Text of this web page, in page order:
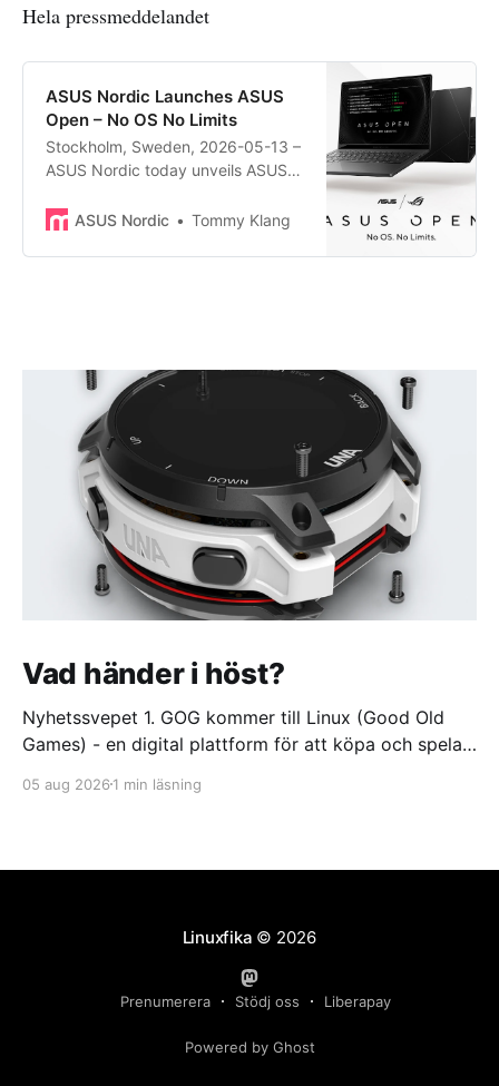
Hela pressmeddelandet
ASUS Nordic Launches ASUS
Open – No OS No Limits
Stockholm, Sweden, 2026-05-13 –
ASUS Nordic today unveils ASUS
gives users complete control over
ASUS Nordic Tommy Klang
Vad händer i höst?
Nyhetssvepet 1. GOG kommer till Linux (Good Old
Games) - en digital plattform för att köpa och spela
coming-to-linux/ 2. DuckDuckGo börjar sälja dumma
borjar-salja-dumma-glasogon/
05 aug 2026 1 min läsning
Linuxfika © 2026
Prenumerera Stödj oss Liberapay
Powered by Ghost